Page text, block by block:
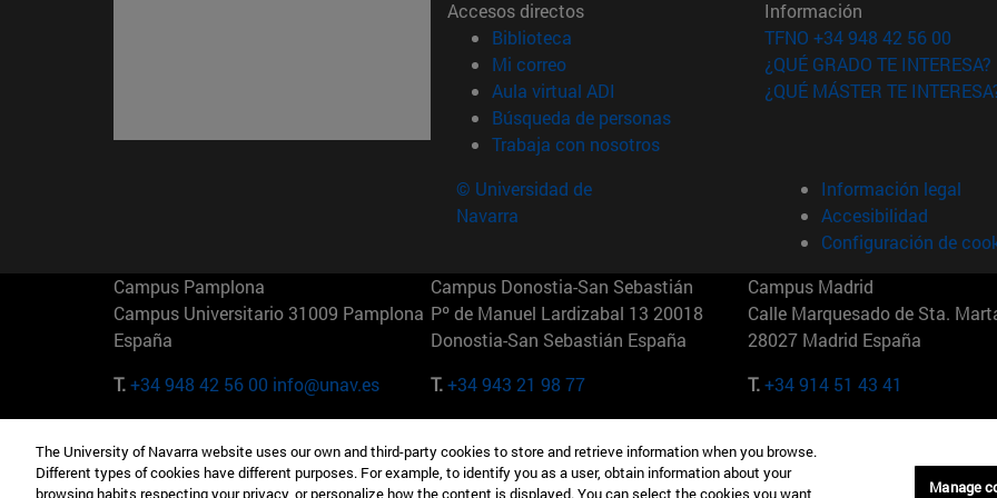
Accesos directos
Biblioteca (abre en nueva ventana)
Mi correo(abre en nueva ventana)
Aula virtual ADI (abre en nueva ventana)
Búsqueda de personas(abre en nueva ventana)
Trabaja con nosotros(abre en nueva ventana)
Información
TFNO +34 948 42 56 00
¿QUÉ GRADO TE INTERESA?
¿QUÉ MÁSTER TE
© Universidad de
Navarra
Información legal
Accesibilidad
Configuración de
Campus Pamplona
Campus Universitario 31009 Pamplona
España
T.+34 948 42 56 00 info@unav.es
Campus Donostia-San Sebastián
Pº de Manuel Lardizabal 13 20018
Donostia-San Sebastián España
T.+34 943 21 98 77
Campus Madrid
Calle Marquesado de Sta.
28027 Madrid España
T.+34 914 51 43 41
Camino del Cerro Águila 3 28023
Madrid España
165 W 57th St 10019-2201 Nueva York
EE.UU
Maria-Theresia-Straße 15
Múnich Alemania
The University of Navarra website uses our own and third-party cookies to store and retrieve information when you browse.
Different types of cookies have different purposes. For example, to identify you as a user, obtain information about your
browsing habits respecting your privacy, or personalize how the content is displayed. You can select the cookies you want
Manage